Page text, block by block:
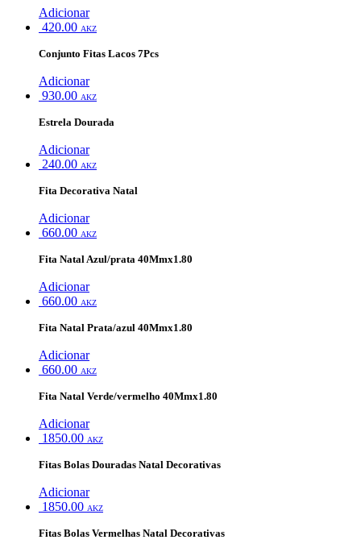
Adicionar
420.00 AKZ
Conjunto Fitas Lacos 7Pcs
Adicionar
930.00 AKZ
Estrela Dourada
Adicionar
240.00 AKZ
Fita Decorativa Natal
Adicionar
660.00 AKZ
Fita Natal Azul/prata 40Mmx1.80
Adicionar
660.00 AKZ
Fita Natal Prata/azul 40Mmx1.80
Adicionar
660.00 AKZ
Fita Natal Verde/vermelho 40Mmx1.80
Adicionar
1850.00 AKZ
Fitas Bolas Douradas Natal Decorativas
Adicionar
1850.00 AKZ
Fitas Bolas Vermelhas Natal Decorativas